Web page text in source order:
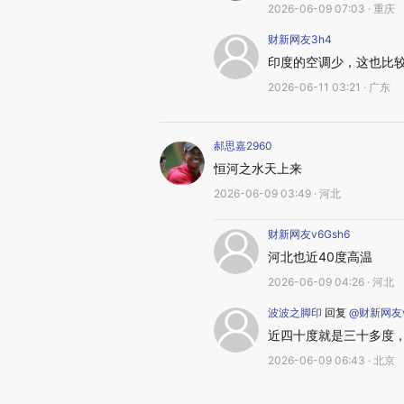
2026-06-09 07:03 · 重庆
财新网友3h4
印度的空调少，这也比
2026-06-11 03:21 · 广东
郝思嘉2960
恒河之水天上来
2026-06-09 03:49 · 河北
财新网友v6Gsh6
河北也近40度高温
2026-06-09 04:26 · 河北
波波之脚印 回复 @财新网
近四十度就是三十多度
2026-06-09 06:43 · 北京